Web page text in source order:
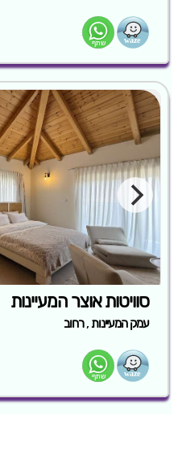
סוויטות אוצר המעיינות
עמק המעיינות,רחוב